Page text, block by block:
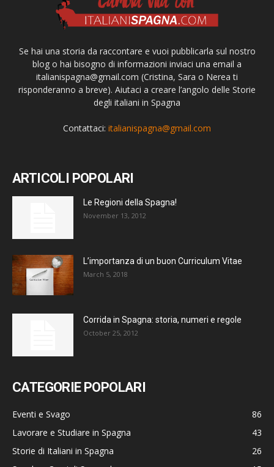
Se hai una storia da raccontare e vuoi pubblicarla sul nostro
blog o hai bisogno di informazioni inviaci una email a
italianispagna@gmail.com (Cristina, Sara o Nerea ti
risponderanno a breve). Aiutaci a creare l’angolo delle Storie
degli italiani in Spagna
Contattaci: italianispagna@gmail.com
ARTICOLI POPOLARI
Le Regioni della Spagna!
November 13, 2012
L’importanza di un buon Curriculum Vitae
March 5, 2018
Corrida in Spagna: storia, numeri e regole
October 25, 2012
CATEGORIE POPOLARI
Eventi e Svago
86
Lavorare e Studiare in Spagna
43
Storie di Italiani in Spagna
26